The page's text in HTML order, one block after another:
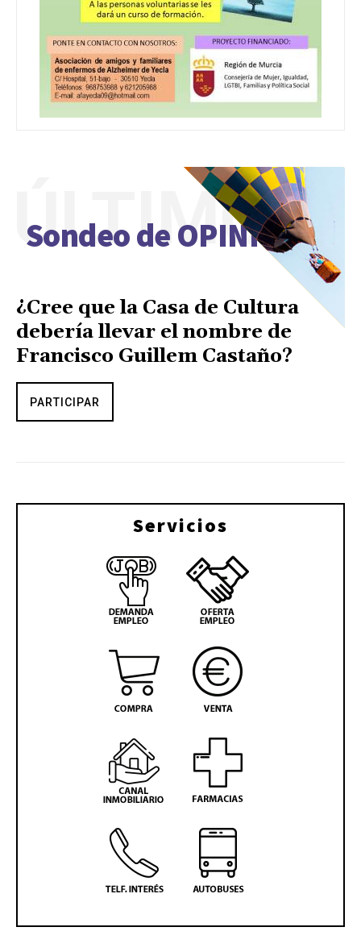
Sondeo de OPINIÓN
ÚLTIMO
¿Cree que la Casa de Cultura
debería llevar el nombre de
Francisco Guillem Castaño?
PARTICIPAR
Servicios